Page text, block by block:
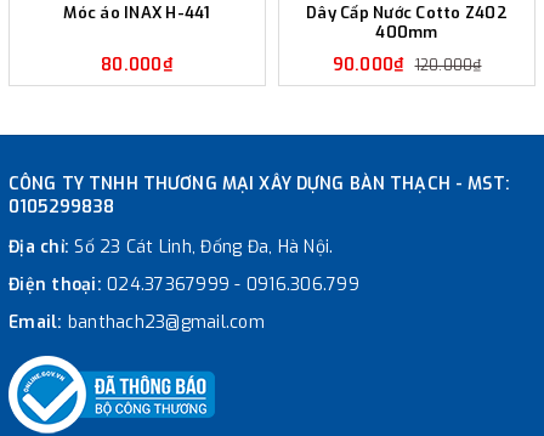
Móc áo INAX H-441
80.000₫
Dây Cấp Nước Cotto Z402
400mm
90.000₫ 120.000₫
CÔNG TY TNHH THƯƠNG MẠI XÂY DỰNG BÀN THẠCH - MST:
0105299838
Địa chỉ:Số 23 Cát Linh, Đống Đa, Hà Nội.
Điện thoại: 024.37367999 - 0916.306.799
Email: banthach23@gmail.com